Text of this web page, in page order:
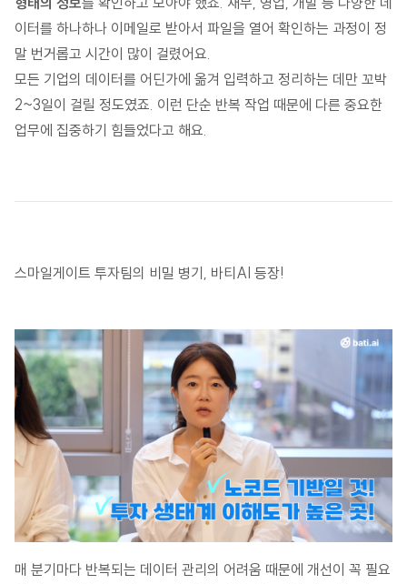
이터를 하나하나 이메일로 받아서 파일을 열어 확인하는 과정이 정
말 번거롭고 시간이 많이 걸렸어요.
모든 기업의 데이터를 어딘가에 옮겨 입력하고 정리하는 데만 꼬박
2~3일이 걸릴 정도였죠. 이런 단순 반복 작업 때문에 다른 중요한
업무에 집중하기 힘들었다고 해요.
스마일게이트 투자팀의 비밀 병기, 바티AI 등장!
매 분기마다 반복되는 데이터 관리의 어려움 때문에 개선이 꼭 필요